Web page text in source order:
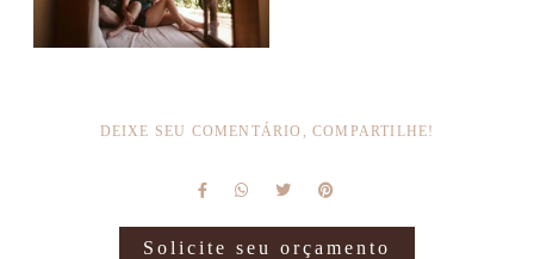
DEIXE SEU COMENTÁRIO, COMPARTILHE!
Solicite seu orçamento